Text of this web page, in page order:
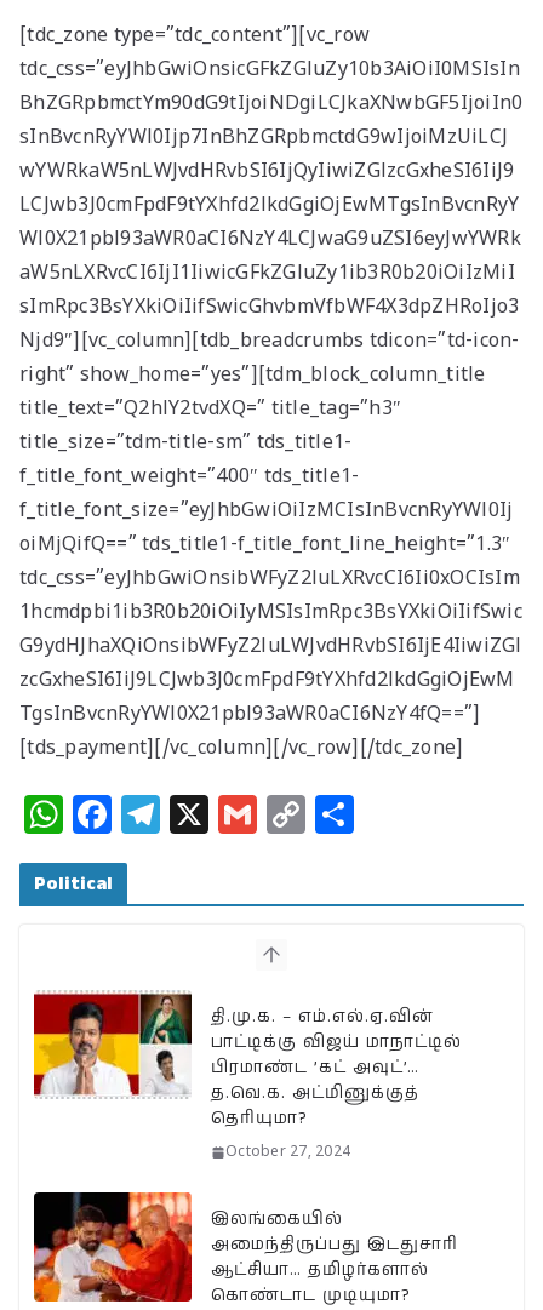
இலங்கையில்
அமைந்திருப்பது இடதுசாரி
ஆட்சியா… தமிழர்களால்
கொண்டாட முடியுமா?
பேரழிவின் வடுவாக வயநாடு:
40 ஆண்டுகள் கடந்து அதே
இடத்தில் நிலச்சரிவு!
வயநாடு நிலச்சரிவுக்கு
இதுதான் காரணமா…
நீலகிரியில் Debris Flow
Landslide ஏற்பட வாய்ப்பா?
வயநாட்டில் முதல் வெற்றி!
முகமாகிறாரா பிரியங்கா?
காங்கிரஸ் வியூகம் என்ன?
[tdc_zone type=”tdc_content”][vc_row
tdc_css=”eyJhbGwiOnsicGFkZGluZy10b3AiOiI0MSIsIn
BhZGRpbmctYm90dG9tIjoiNDgiLCJkaXNwbGF5IjoiIn0
sInBvcnRyYWl0Ijp7InBhZGRpbmctdG9wIjoiMzUiLCJ
wYWRkaW5nLWJvdHRvbSI6IjQyIiwiZGlzcGxheSI6IiJ9
LCJwb3J0cmFpdF9tYXhfd2lkdGgiOjEwMTgsInBvcnRyY
Wl0X21pbl93aWR0aCI6NzY4LCJwaG9uZSI6eyJwYWRk
aW5nLXRvcCI6IjI1IiwicGFkZGluZy1ib3R0b20iOiIzMiI
sImRpc3BsYXkiOiIifSwicGhvbmVfbWF4X3dpZHRoIjo3
Njd9″][vc_column][tdb_breadcrumbs tdicon=”td-icon-
right” show_home=”yes”][tdm_block_column_title
title_text=”Q2hlY2tvdXQ=” title_tag=”h3″
title_size=”tdm-title-sm” tds_title1-
f_title_font_weight=”400″ tds_title1-
f_title_font_size=”eyJhbGwiOiIzMCIsInBvcnRyYWl0Ij
oiMjQifQ==” tds_title1-f_title_font_line_height=”1.3″
tdc_css=”eyJhbGwiOnsibWFyZ2luLXRvcCI6Ii0xOCIsIm
1hcmdpbi1ib3R0b20iOiIyMSIsImRpc3BsYXkiOiIifSwic
G9ydHJhaXQiOnsibWFyZ2luLWJvdHRvbSI6IjE4IiwiZGl
zcGxheSI6IiJ9LCJwb3J0cmFpdF9tYXhfd2lkdGgiOjEwM
TgsInBvcnRyYWl0X21pbl93aWR0aCI6NzY4fQ==”]
[tds_payment][/vc_column][/vc_row][/tdc_zone]
W
h
at
p
p
F
a
c
o
o
k
T
e
m
X
G
ai
C
p
n
k
a
Political
தி.மு.க. – எம்.எல்.ஏ.வின்
பாட்டிக்கு விஜய் மாநாட்டில்
பிரமாண்ட ’கட் அவுட்’…
த.வெ.க. அட்மினுக்குத்
தெரியுமா?
October 27, 2024
இலங்கையில்
அமைந்திருப்பது இடதுசாரி
ஆட்சியா… தமிழர்களால்
கொண்டாட முடியுமா?